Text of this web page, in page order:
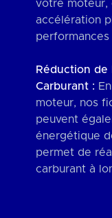
votre moteur,
accélération
Réduction de
Carburant :
moteur, nos
peuvent
énergétique
permet de
carburant à